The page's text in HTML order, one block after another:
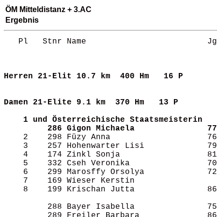
ÖM Mitteldistanz + 3.AC
Ergebnis
Pl   Stnr Name
Herren 21-Elit 10.7 km  400 Hm   16 P
Damen 21-Elite
9.1 km  370 Hm   13 P
1 und Österreichische Staatsmeisterin
286 Gigon Michaela
2    298 Füzy Anna
3    257 Hohenwarter Lisi
4    174 Zinkl Sonja
5    332 Cseh Veronika
6    299 Marosffy Orsolya
7    169 Wieser Kerstin
8    199 Krischan Jutta
288 Bayer Isabella